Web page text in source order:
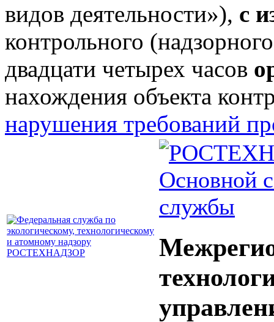
видов деятельности»), с
контрольного
двадцати четырех часов
нахождения объекта
нарушения требований
Основной
службы